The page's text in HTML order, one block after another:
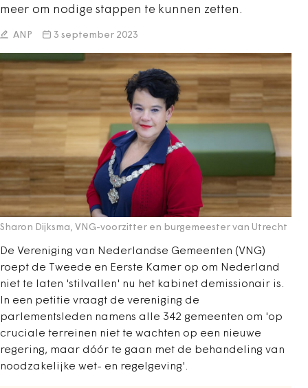
meer om nodige stappen te kunnen zetten.
ANP 3 september 2023
Sharon Dijksma, VNG-voorzitter en burgemeester van Utrecht
De Vereniging van Nederlandse Gemeenten (VNG)
roept de Tweede en Eerste Kamer op om Nederland
niet te laten 'stilvallen' nu het kabinet demissionair is.
In een petitie vraagt de vereniging de
parlementsleden namens alle 342 gemeenten om 'op
cruciale terreinen niet te wachten op een nieuwe
regering, maar dóór te gaan met de behandeling van
noodzakelijke wet- en regelgeving'.